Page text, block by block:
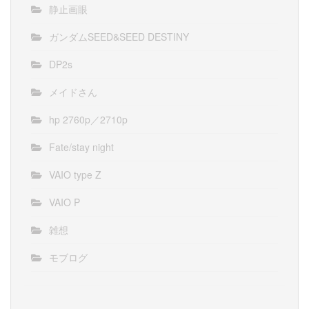
静止画眼
ガンダムSEED&SEED DESTINY
DP2s
メイドさん
hp 2760p／2710p
Fate/stay night
VAIO type Z
VAIO P
雑想
モブログ